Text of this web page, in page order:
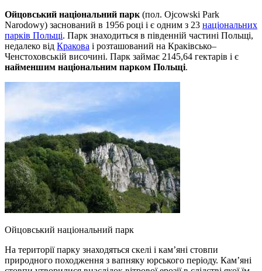
Ойцовський національний парк (пол. Ojcowski Park
Narodowy) заснований в 1956 році і є одним з 23 національних
парків Польщі. Парк знаходиться в південній частині Польщі,
недалеко від Кракова і розташований на Краківсько–
Ченстоховській височині. Парк займає 2145,64 гектарів і є
найменшим національним парком Польщі.
Ойцовський національний парк
На території парку знаходяться скелі і кам’яні стовпи
природного походження з вапняку юрського періоду. Кам’яні